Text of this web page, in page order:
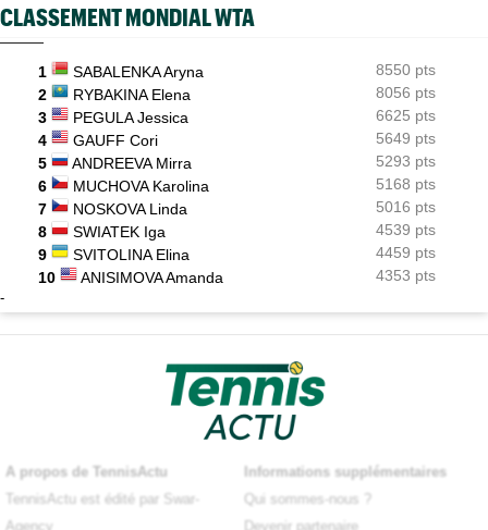
CLASSEMENT MONDIAL WTA
1 SABALENKA Aryna
8550 pts
2
RYBAKINA Elena
8056 pts
3
PEGULA Jessica
6625 pts
4
GAUFF Cori
5649 pts
5
ANDREEVA Mirra
5293 pts
6
MUCHOVA Karolina
5168 pts
7
NOSKOVA Linda
5016 pts
8
SWIATEK Iga
4539 pts
9
SVITOLINA Elina
4459 pts
10
ANISIMOVA Amanda 4353 pts
-
A propos de TennisActu
TennisActu est édité par Swar-
Agency
Informations supplémentaires
Qui sommes-nous ?
Devenir partenaire